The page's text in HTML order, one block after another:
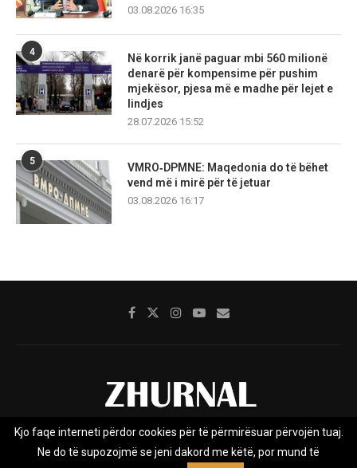
03.08.2026 16:35
4
Në korrik janë paguar mbi 560 milionë
denarë për kompensime për pushim
mjekësor, pjesa më e madhe për lejet e
lindjes
28.07.2026 15:52
5
VMRO‑DPMNE: Maqedonia do të bëhet
vend më i mirë për të jetuar
03.08.2026 16:17
Rreth nesh Impresumi Marketing
Privacy Policy
Kjo faqe interneti përdor cookies për të përmirësuar përvojën tuaj.
Ne do të supozojmë se jeni dakord me këtë, por mund të